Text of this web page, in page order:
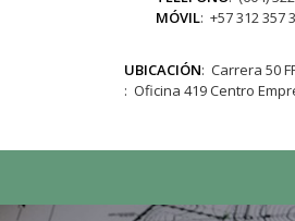
MÓVIL +57 312 357
UBICACIÓN Carrera 50
Oficina 419 Centro